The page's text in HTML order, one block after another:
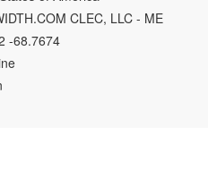
CLEC, LLC - ME
-68.7674